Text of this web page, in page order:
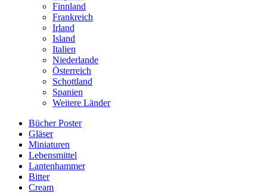
Finnland
Frankreich
Irland
Island
Italien
Niederlande
Österreich
Schottland
Spanien
Weitere Länder
Bücher Poster
Gläser
Miniaturen
Lebensmittel
Lantenhammer
Bitter
Cream